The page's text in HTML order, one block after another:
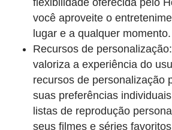
flexibilidade oferecida pelo
você aproveite o
lugar e a qualquer momento.
Recursos de
valoriza a experiência do
recursos de personalização
suas preferências
listas de reprodução
seus filmes e séries